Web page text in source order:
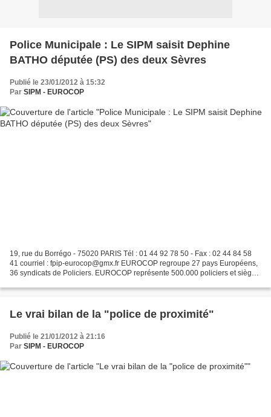
Police Municipale : Le SIPM saisit Dephine
BATHO députée (PS) des deux Sèvres
Publié le 23/01/2012 à 15:32
Par SIPM - EUROCOP
19, rue du Borrégo - 75020 PARIS Tél : 01 44 92 78 50 - Fax : 02 44 84 58
41 courriel : fpip-eurocop@gmx.fr EUROCOP regroupe 27 pays Européens,
36 syndicats de Policiers. EUROCOP représente 500.000 policiers et siège
Le vrai bilan de la "police de proximité"
Publié le 21/01/2012 à 21:16
Par SIPM - EUROCOP